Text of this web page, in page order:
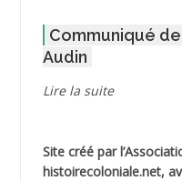
AGOULMINE
AHLOUCHE Mabrouk *
Communiqué
Audin
Lire la suite
Site créé par l’
histoirecoloniale.net,